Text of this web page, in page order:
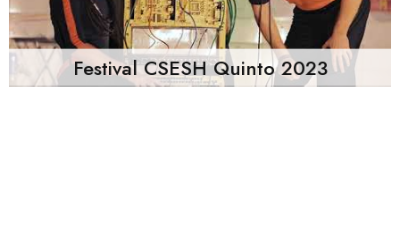
Festival CSESH Quinto 2023